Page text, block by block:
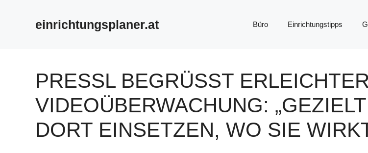
einrichtungsplaner.at Büro Einrichtungstipps
PRESSL BEGRÜSST
IDEOÜBERWACHUNG: „GEZIELT D
ORT EINSETZEN, WO SIE